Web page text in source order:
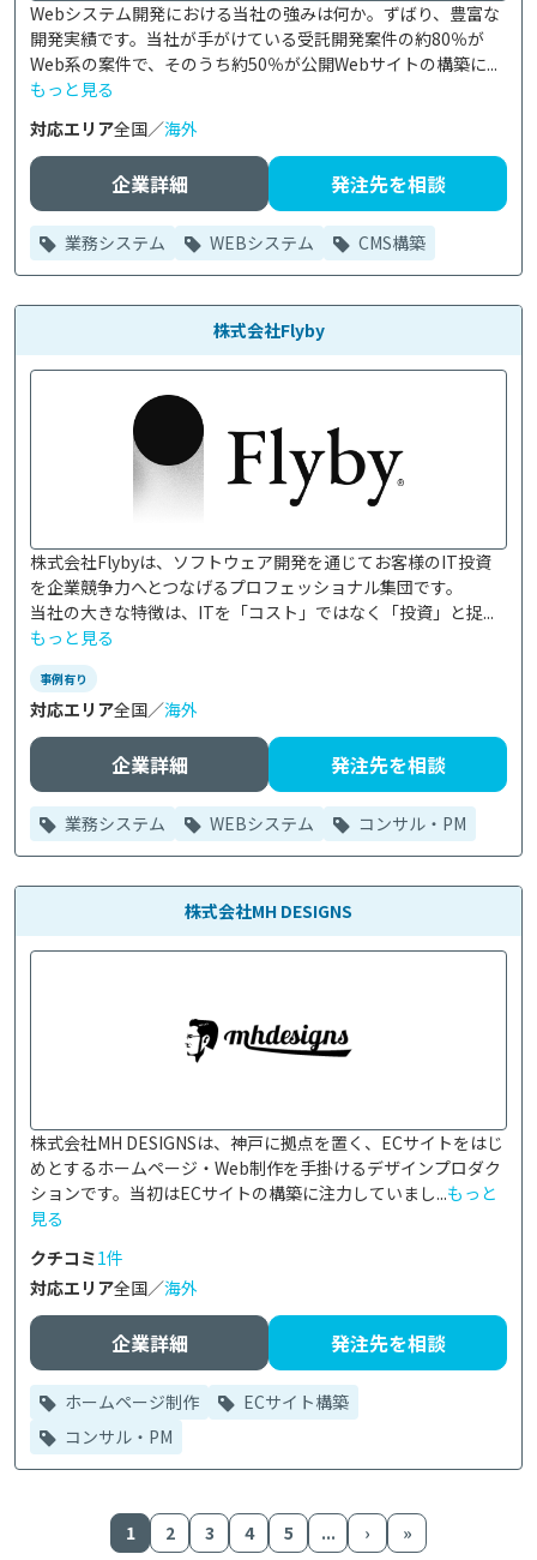
Webシステム開発における当社の強みは何か。ずばり、豊富な
開発実績です。当社が手がけている受託開発案件の約80％が
Web系の案件で、そのうち約50％が公開Webサイトの構築に...
もっと見る
対応エリア全国／海外
企業詳細 発注先を相談
業務システム WEBシステム CMS構築
株式会社Flyby
株式会社Flybyは、ソフトウェア開発を通じてお客様のIT投資
を企業競争力へとつなげるプロフェッショナル集団です。
当社の大きな特徴は、ITを「コスト」ではなく「投資」と捉...
もっと見る
事例有り
対応エリア全国／海外
企業詳細 発注先を相談
業務システム WEBシステム コンサル・PM
株式会社MH DESIGNS
株式会社MH DESIGNSは、神戸に拠点を置く、ECサイトをはじ
めとするホームページ・Web制作を手掛けるデザインプロダク
ションです。当初はECサイトの構築に注力していまし...もっと
見る
クチコミ1件
対応エリア全国／海外
企業詳細 発注先を相談
ホームページ制作
ECサイト構築
コンサル・PM
1 2 3 4 5 ... › »